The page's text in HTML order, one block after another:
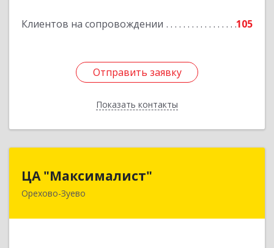
Клиентов на сопровождении 105
Отправить заявку
Показать контакты
Отправить заявку
Назад
ЦА "Максималист"
Орехово-Зуево
142600, Московская обл, Орехово-Зуево г,